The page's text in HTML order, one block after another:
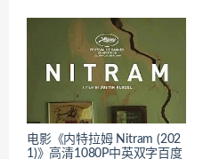
电影《内特拉姆 Nitram (202
1)》高清1080P中英双字百度